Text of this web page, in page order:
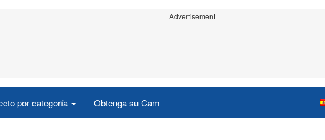
Advertisement
por categoría Obtenga su Cam